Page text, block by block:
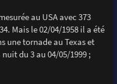
au USA avec 373
Mais le 02/04/1958 il a été
une tornade au Texas et
du 3 au 04/05/1999 ;